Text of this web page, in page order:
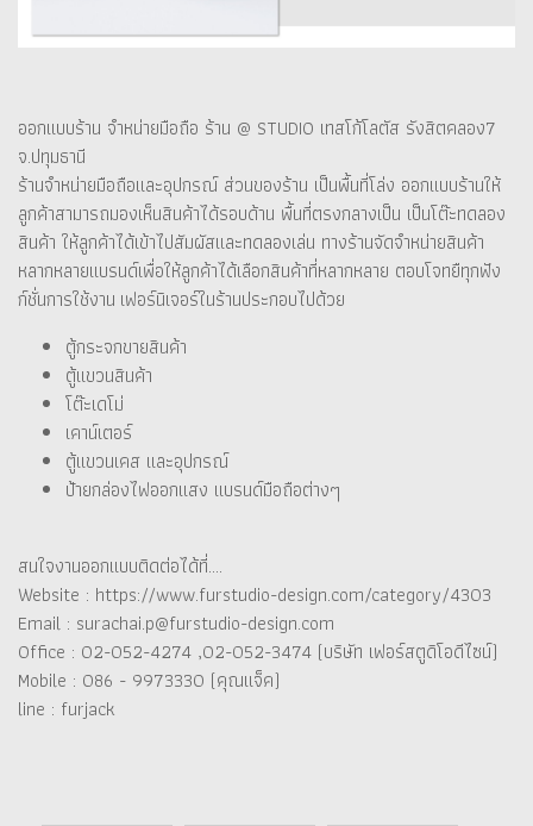
ออกแบบร้าน จำหน่ายมือถือ ร้าน @ STUDIO เทสโก้โลตัส รังสิตคลอง7
จ.ปทุมธานี
ร้านจำหน่ายมือถือและอุปกรณ์ ส่วนของร้าน เป็นพื้นที่โล่ง ออกแบบร้านให้
ลูกค้าสามารถมองเห็นสินค้าได้รอบด้าน พื้นที่ตรงกลางเป็น เป็นโต๊ะทดลอง
สินค้า ให้ลูกค้าได้เข้าไปสัมผัสและทดลองเล่น ทางร้านจัดจำหน่ายสินค้า
หลากหลายแบรนด์เพื่อให้ลูกค้าได้เลือกสินค้าที่หลากหลาย ตอบโจทยืทุกฟัง
ก์ชั่นการใช้งาน เฟอร์นิเจอร์ในร้านประกอบไปด้วย
ตู้กระจกขายสินค้า
ตู้แขวนสินค้า
โต๊ะเดโม่
เคาน์เตอร์
ตู้แขวนเคส และอุปกรณ์
ป้ายกล่องไฟออกแสง แบรนด์มือถือต่างๆ
สนใจงานออกแบบติดต่อได้ที่....
Website : https://www.furstudio-design.com/category/4303
Email : surachai.p@furstudio-design.com
Office : 02-052-4274 ,02-052-3474 (บริษัท เฟอร์สตูดิโอดีไซน์)
Mobile : 086 - 9973330 (คุณแจ็ค)
line : furjack